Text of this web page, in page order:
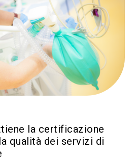
la certificazione
qualità dei servizi di